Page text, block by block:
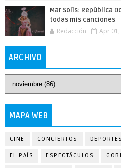
Mar Solís: República
todas mis canciones
Redacción Apr
ARCHIVO
MAPA WEB
CINE CONCIERTOS DEPORTES
EL PAÍS ESPECTÁCULOS